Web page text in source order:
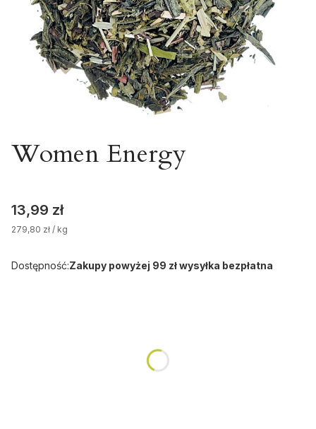
Women Energy
Cena
13,99 zł
279,80 zł / kg
Dostępność:Zakupy powyżej 99 zł wysyłka bezpłatna